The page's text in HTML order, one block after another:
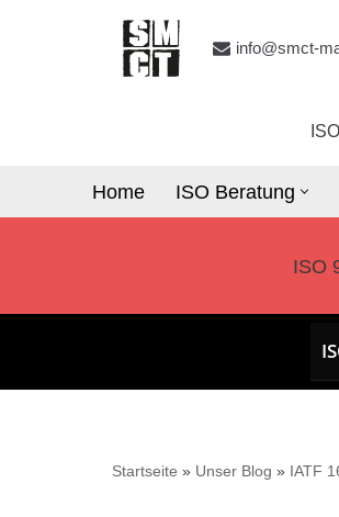
info@smct-
Home ISO Beratung
ISO
Startseite » Unser Blog » IATF